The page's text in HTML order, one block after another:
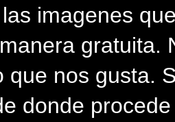
imagenes
gratuita.
que nos gusta.
donde